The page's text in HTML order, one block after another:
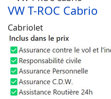
VW T-ROC Cabrio
Cabriolet